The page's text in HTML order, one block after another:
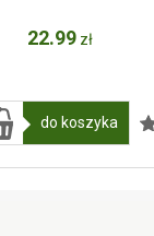
22.99 zł
do koszyka